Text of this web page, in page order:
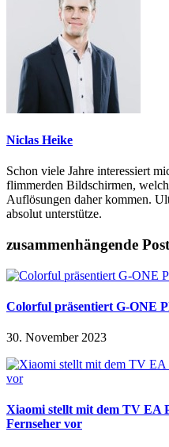
Niclas Heike
Schon viele Jahre interessiert
flimmerden Bildschirmen,
Auflösungen daher kommen.
absolut unterstütze.
zusammenhängende
Colorful präsentiert G-ONE
30. November 2023
Xiaomi stellt mit dem TV EA
Fernseher vor